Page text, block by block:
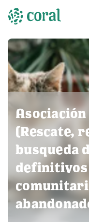
(Rescate,
busqueda
definitivos